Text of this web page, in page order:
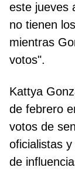
este jueves
no tienen
mientras
votos".
Kattya
de febrero
votos de
oficialistas
de